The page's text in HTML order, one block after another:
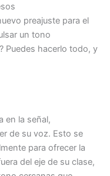
preajuste para el
un tono
Puedes hacerlo todo, y
en la señal,
de su voz. Esto se
para ofrecer la
del eje de su clase,